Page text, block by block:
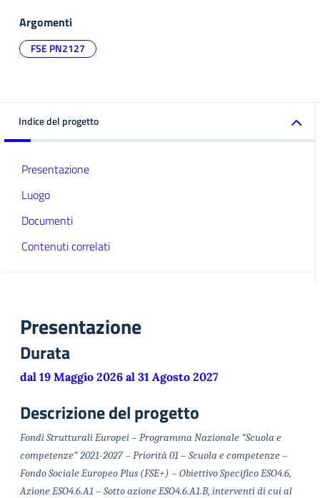
Argomenti
FSE PN2127
Indice del progetto
Presentazione
Luogo
Documenti
Contenuti correlati
Presentazione
Durata
dal 19 Maggio 2026 al 31 Agosto 2027
Descrizione del progetto
Fondi Strutturali Europei – Programma Nazionale “Scuola e
competenze” 2021-2027 – Priorità 01 – Scuola e competenze –
Fondo Sociale Europeo Plus (FSE+) – Obiettivo Specifico ESO4.6,
Azione ESO4.6.A1 – Sotto azione ESO4.6.A1.B, interventi di cui al